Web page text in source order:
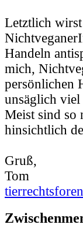
Letztlich
Handeln
mich,
persönlichen
unsäglich viel
Meist sind so
hinsichtlich
Gruß,
Tom